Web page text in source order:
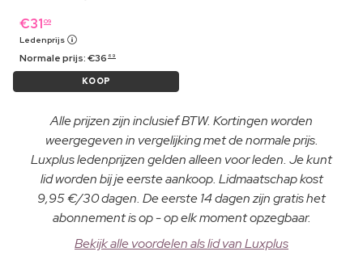
€31 09
Ledenprijs
Normale prijs:€36 69
KOOP
Alle prijzen zijn inclusief BTW. Kortingen worden
weergegeven in vergelijking met de normale prijs.
Luxplus ledenprijzen gelden alleen voor leden. Je kunt
lid worden bij je eerste aankoop. Lidmaatschap kost
9,95 €/30 dagen. De eerste 14 dagen zijn gratis het
abonnement is op - op elk moment opzegbaar.
Bekijk alle voordelen als lid van Luxplus